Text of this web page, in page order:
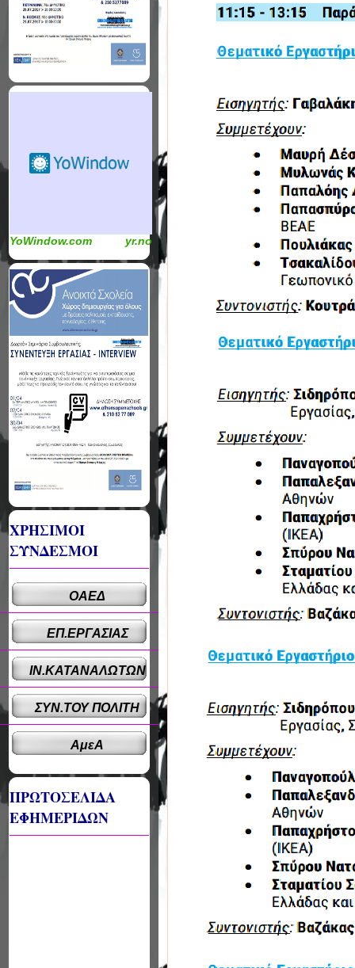
YoWindow.com yr.no
ΧΡΗΣΙΜΟΙ
ΣΥΝΔΕΣΜΟΙ
ΟΑΕΔ
ΕΠ.ΕΡΓΑΣΙΑΣ
ΙΝ.ΚΑΤΑΝΑΛΩΤΩΝ
ΣΥΝ.ΤΟΥ ΠΟΛΙΤΗ
ΑμεΑ
ΠΡΩΤΟΣΕΛΙΔΑ
ΕΦΗΜΕΡΙΔΩΝ